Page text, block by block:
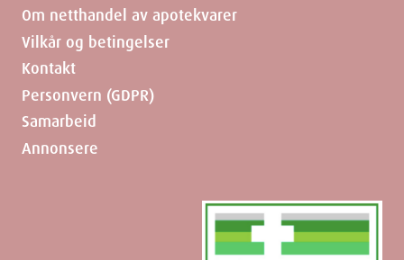
Om netthandel av apotekvarer
Vilkår og betingelser
Kontakt
Personvern (GDPR)
Samarbeid
Annonsere